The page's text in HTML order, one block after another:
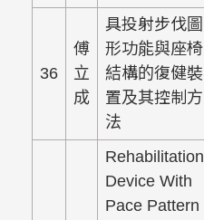
36
傅
立
成
具投射步伐圖
形功能與座椅
結構的復健裝
置及其控制方
法
Rehabilitation
Device With
Pace Pattern